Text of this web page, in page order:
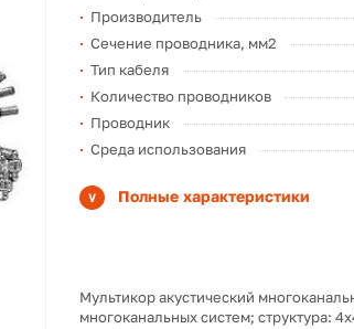
Производитель
Сечение проводника, мм2
Тип кабеля
Количество проводников
Проводник
Среда использования
Полные характеристики
Мультикор акустический
многоканальных систем; структура: